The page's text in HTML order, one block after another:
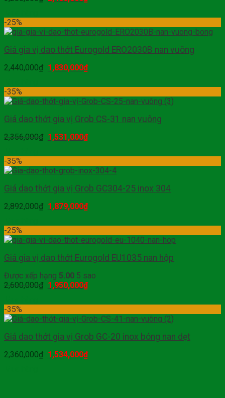
-25%
Giá gia vị dao thớt Eurogold ERO2030B nan vuông
2,440,000₫ 1,830,000₫
-35%
Giá dao thớt gia vị Grob CS-31 nan vuông
2,356,000₫ 1,531,000₫
-35%
Giá dao thớt gia vị Grob GC304-25 inox 304
2,892,000₫ 1,879,000₫
-25%
Giá gia vị dao thớt Eurogold EU1035 nan hộp
Được xếp hạng 5.00 5 sao
2,600,000₫ 1,950,000₫
-35%
Giá dao thớt gia vị Grob GC-20 inox bóng nan dẹt
2,360,000₫ 1,534,000₫